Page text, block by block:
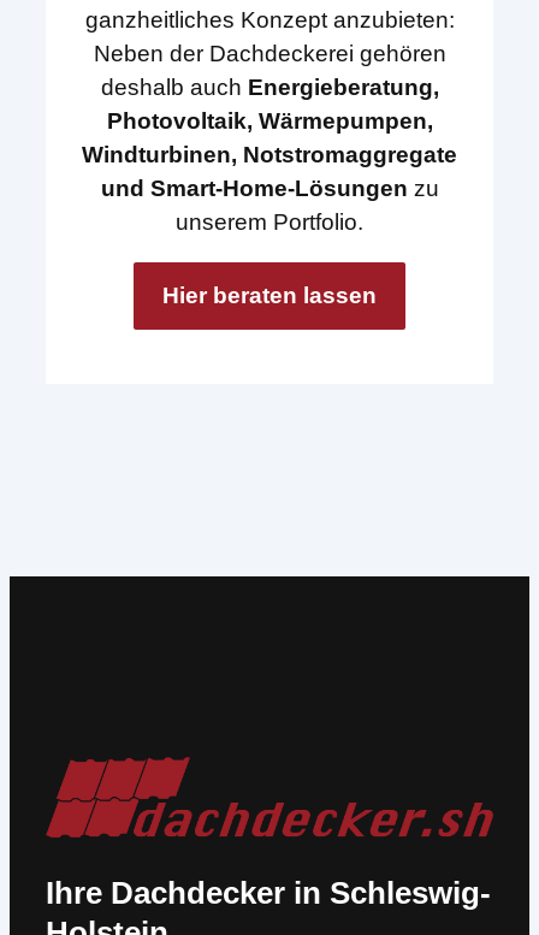
ganzheitliches Konzept anzubieten:
Neben der Dachdeckerei gehören
deshalb auch Energieberatung,
Photovoltaik, Wärmepumpen,
Windturbinen, Notstromaggregate
und Smart-Home-Lösungen zu
unserem Portfolio.
Hier beraten lassen
Ihre Dachdecker in Schleswig-